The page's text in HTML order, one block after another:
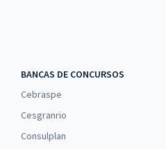
BANCAS DE CONCURSOS
Cebraspe
Cesgranrio
Consulplan